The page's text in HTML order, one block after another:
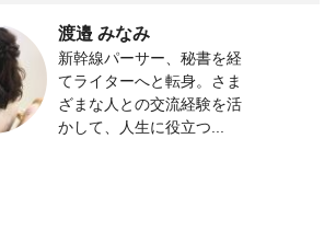
渡邉 みなみ
新幹線パーサー、秘書を経
てライターへと転身。さま
ざまな人との交流経験を活
かして、人生に役立つ...